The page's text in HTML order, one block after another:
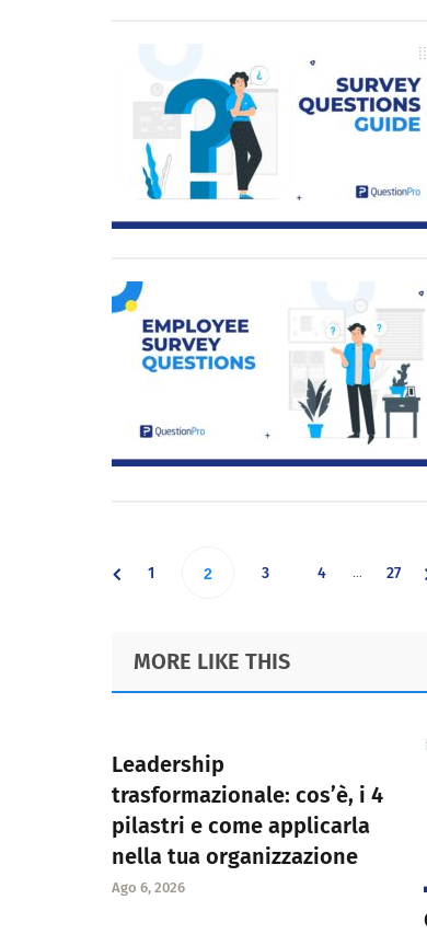
Go
1 Go
2 Go
3 Go
4
pages
… Go
27
MORE LIKE THIS
Leadership
trasformazionale: cos’è, i 4
pilastri e come applicarla
nella tua organizzazione
Ago 6, 2026